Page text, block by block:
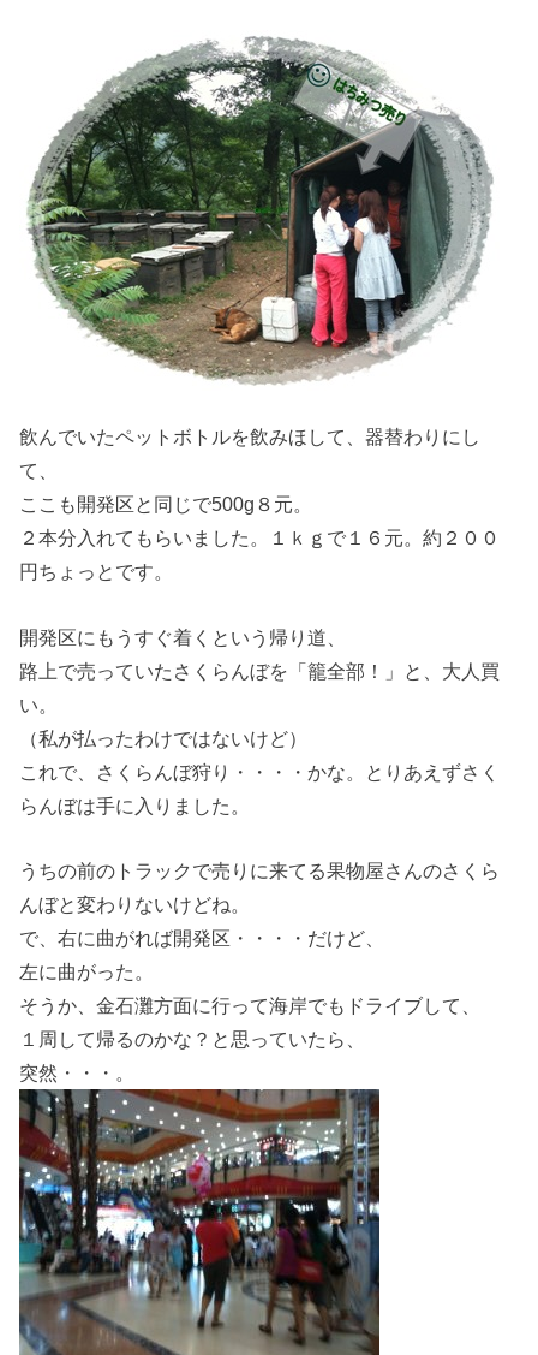
飲んでいたペットボトルを飲みほして、器替わりにし
て、
ここも開発区と同じで500g８元。
２本分入れてもらいました。１ｋｇで１６元。約２００
円ちょっとです。
開発区にもうすぐ着くという帰り道、
路上で売っていたさくらんぼを「籠全部！」と、大人買
い。
（私が払ったわけではないけど）
これで、さくらんぼ狩り・・・・かな。とりあえずさく
らんぼは手に入りました。
うちの前のトラックで売りに来てる果物屋さんのさくら
んぼと変わりないけどね。
で、右に曲がれば開発区・・・・だけど、
左に曲がった。
そうか、金石灘方面に行って海岸でもドライブして、
１周して帰るのかな？と思っていたら、
突然・・・。